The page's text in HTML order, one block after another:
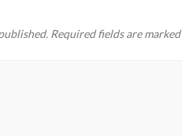
Required fields are marked